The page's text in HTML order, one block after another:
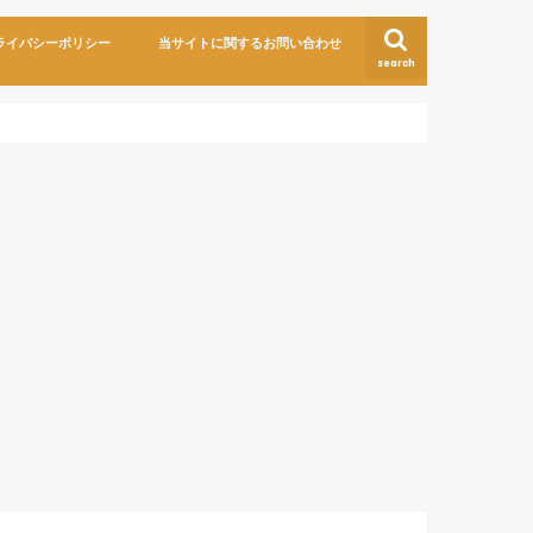
search
イバシーポリシー 当サイトに関するお問い合わせ